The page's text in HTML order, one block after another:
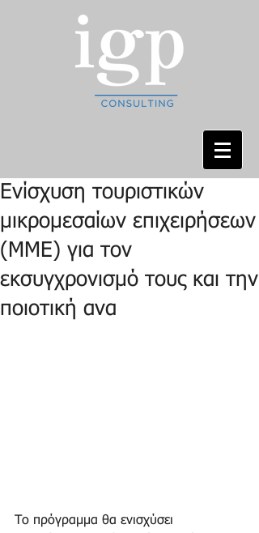
Ενίσχυση τουριστικών
μικρομεσαίων επιχειρήσεων
(ΜΜΕ) για τον
εκσυγχρονισμό τους και την
ποιοτική ανα
Το πρόγραμμα θα ενισχύσει